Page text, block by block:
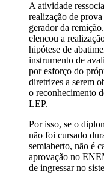
A atividade
realização de
gerador da
elencou a
hipótese de
instrumento de
por esforço do
diretrizes a serem
o reconhecimento
LEP.
Por isso, se o
não foi cursado
semiaberto, não é
aprovação no
de ingressar no